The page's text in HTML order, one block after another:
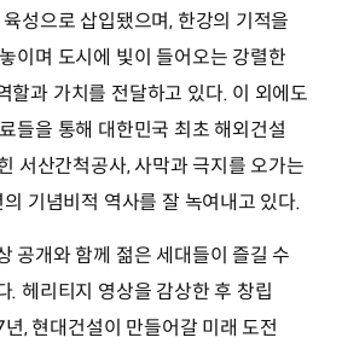
성으로 삽입됐으며, 한강의 기적을
이며 도시에 빛이 들어오는 강렬한
할과 가치를 전달하고 있다. 이 외에도
들을 통해 대한민국 최초 해외건설
서산간척공사, 사막과 극지를 오가는
기념비적 역사를 잘 녹여내고 있다.
공개와 함께 젊은 세대들이 즐길 수
. 헤리티지 영상을 감상한 후 창립
, 현대건설이 만들어갈 미래 도전